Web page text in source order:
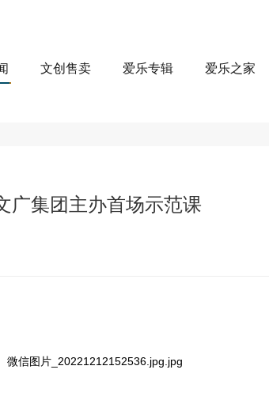
文创售卖 爱乐专辑 爱乐之家
广集团主办首场示范课